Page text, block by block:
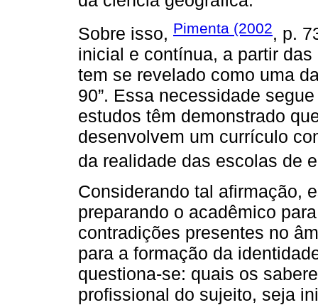
Sobre isso, Pimenta (2002, p.
inicial e contínua, a partir
tem se revelado como uma
90”. Essa necessidade
estudos têm demonstrado
desenvolvem um currículo
da realidade das escolas de
Considerando tal afirmação,
preparando o acadêmico
contradições presentes no
para a formação da
questiona-se: quais os
profissional do sujeito, seja